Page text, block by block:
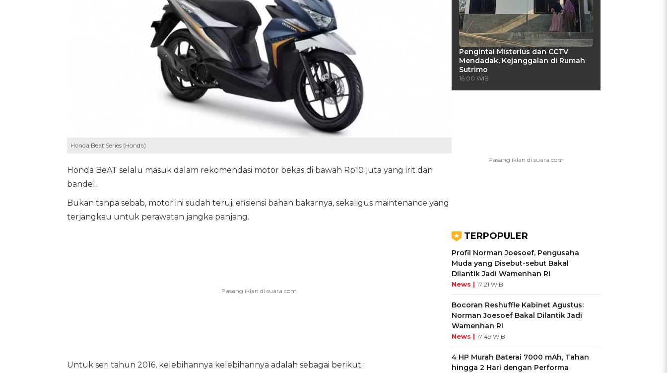
Honda Beat Series (Honda)
Honda BeAT selalu masuk dalam rekomendasi motor bekas di bawah Rp10 juta yang irit dan
bandel.
Bukan tanpa sebab, motor ini sudah teruji efisiensi bahan bakarnya, sekaligus maintenance yang
terjangkau untuk perawatan jangka panjang.
Untuk seri tahun 2016, kelebihannya kelebihannya adalah sebagai berikut:
Pengintai Misterius dan CCTV
Mendadak, Kejanggalan di Rumah
Sutrimo
16:00 WIB
TERPOPULER
Profil Norman Joesoef, Pengusaha
Muda yang Disebut-sebut Bakal
Dilantik Jadi Wamenhan RI
News | 17:21 WIB
Bocoran Reshuffle Kabinet Agustus:
Norman Joesoef Bakal Dilantik Jadi
Wamenhan RI
News | 17:49 WIB
4 HP Murah Baterai 7000 mAh, Tahan
hingga 2 Hari dengan Performa